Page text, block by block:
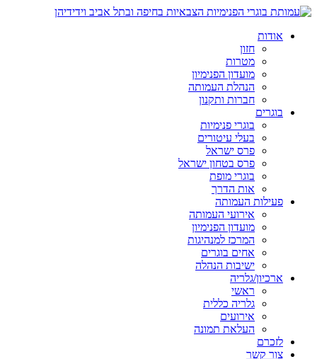
אודות
חזון
מטרות
מועדון הפנימיון
הנהלת העמותה
חברות ותקנון
בוגרים
בוגרי פנימיות
בעלי עיטורים
פרס ישראל
פרס בטחון ישראל
בוגרי מופת
אות הדרך
פעילות העמותה
אירועי העמותה
מועדון הפנימיון
המרכז למנהיגות
אחים בוגרים
ישיבות הנהלה
ארכיון/גלריה
ראשי
גלריה כללית
אירועים
העלאת תמונה
לזכרם
צור קשר